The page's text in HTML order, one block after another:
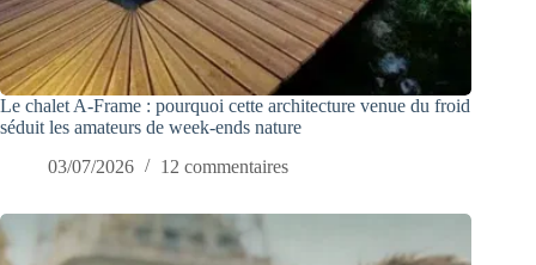
Le chalet A-Frame : pourquoi cette architecture venue du froid
séduit les amateurs de week-ends nature
03/07/2026
12 commentaires